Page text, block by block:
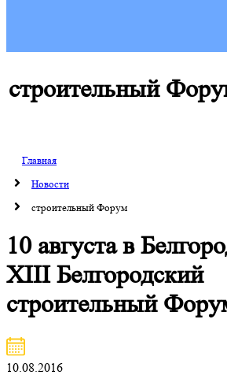
строительный
Главная
Новости
строительный Форум
10 августа в
XIII Белгородский
строительный
10.08.2016